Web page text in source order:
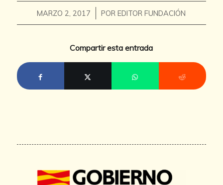
MARZO 2, 2017
/ POREDITOR FUNDACIÓN
Compartir esta entrada